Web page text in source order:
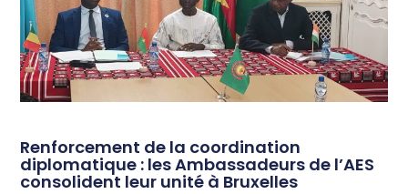
Renforcement de la coordination
diplomatique : les Ambassadeurs de l’AES
consolident leur unité à Bruxelles